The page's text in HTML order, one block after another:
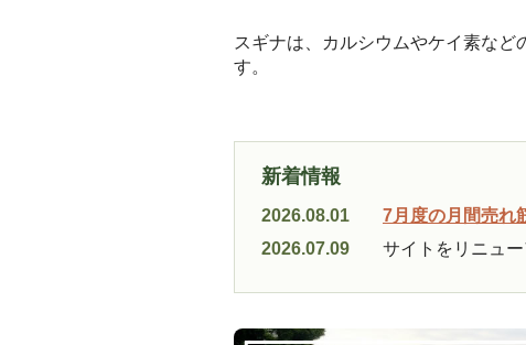
スギナは、カルシウムやケイ素な
す。
新着情報
2026.08.01 7月度の月間売れ
2026.07.09
サイトをリニュ